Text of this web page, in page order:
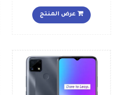
بلون أزرق داي بريك إصدار
الشرق الأوسط
عرض المنتج